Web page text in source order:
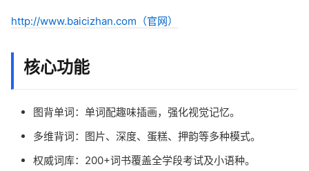
http://www.baicizhan.com（官网）
核心功能
图背单词：单词配趣味插画，强化视觉记忆。
多维背词：图片、深度、蛋糕、押韵等多种模式。
权威词库：200+词书覆盖全学段考试及小语种。